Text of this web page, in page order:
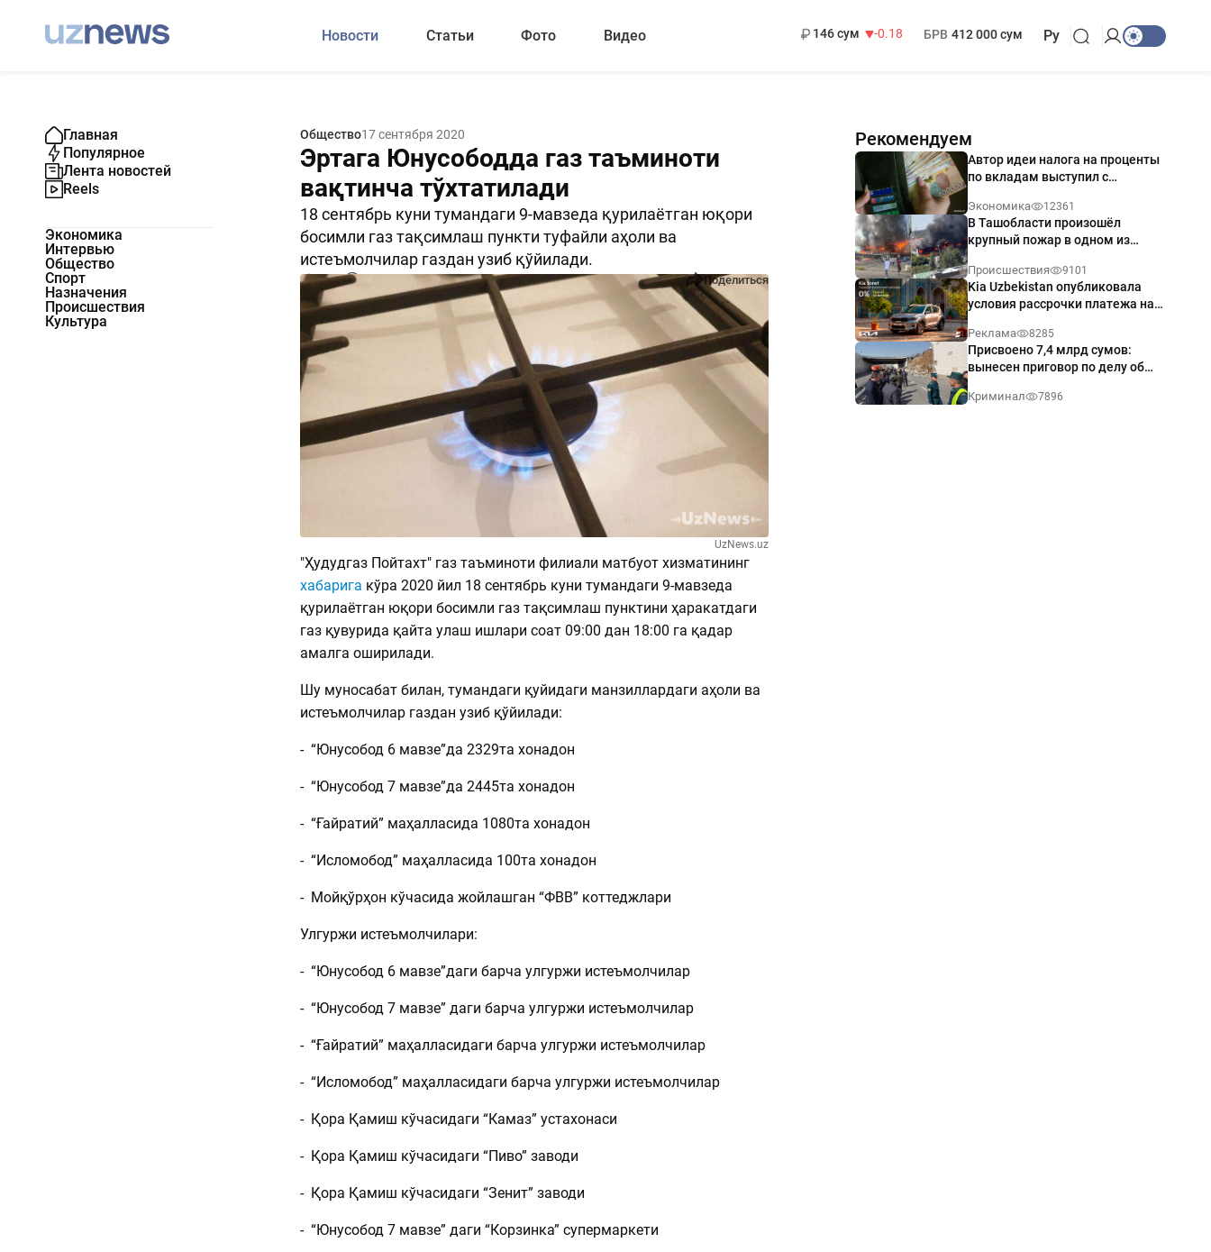
Новости Статьи Фото Видео
146 сум
-0.18
БРВ 412 000 сум Ру
Главная
Популярное
Лента новостей
Reels
Экономика
Интервью
Общество
Спорт
Назначения
Происшествия
Культура
Общество17 сентября 2020
Эртага Юнусободда газ таъминоти
вақтинча тўхтатилади
18 сентябрь куни тумандаги 9-мавзеда қурилаётган юқори
босимли газ тақсимлаш пункти туфайли аҳоли ва
истеъмолчилар газдан узиб қўйилади.
1185 Поделиться
UzNews.uz
"Ҳудудгаз Пойтахт" газ таъминоти филиали матбуот хизматининг
хабарига кўра 2020 йил 18 сентябрь куни тумандаги 9-мавзеда
қурилаётган юқори босимли газ тақсимлаш пунктини ҳаракатдаги
газ қувурида қайта улаш ишлари соат 09:00 дан 18:00 га қадар
амалга оширилади.
Шу муносабат билан, тумандаги қуйидаги манзиллардаги аҳоли ва
истеъмолчилар газдан узиб қўйилади:
- “Юнусобод 6 мавзе”да 2329та хонадон
- “Юнусобод 7 мавзе”да 2445та хонадон
- “Ғайратий” маҳалласида 1080та хонадон
- “Исломобод” маҳалласида 100та хонадон
- Мойқўрҳон кўчасида жойлашган “ФВВ” коттеджлари
Улгуржи истеъмолчилари:
- “Юнусобод 6 мавзе”даги барча улгуржи истеъмолчилар
- “Юнусобод 7 мавзе” даги барча улгуржи истеъмолчилар
- “Ғайратий” маҳалласидаги барча улгуржи истеъмолчилар
- “Исломобод” маҳалласидаги барча улгуржи истеъмолчилар
- Қора Қамиш кўчасидаги “Камаз” устахонаси
- Қора Қамиш кўчасидаги “Пиво” заводи
- Қора Қамиш кўчасидаги “Зенит” заводи
- “Юнусобод 7 мавзе” даги “Корзинка” супермаркети
Рекомендуем
Автор идеи налога на проценты
по вкладам выступил с
Экономика 12361
В Ташобласти произошёл
крупный пожар в одном из
Происшествия 9101
Kia Uzbekistan опубликовала
условия рассрочки платежа на
годовых
Реклама 8285
Присвоено 7,4 млрд сумов:
вынесен приговор по делу об
Ташкенте
Криминал 7896